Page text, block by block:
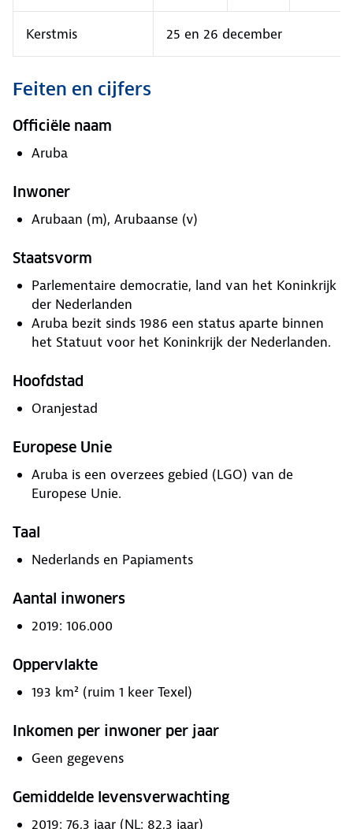
Kerstmis 25 en 26 december
Feiten en cijfers
Officiële naam
Aruba
Inwoner
Arubaan (m), Arubaanse (v)
Staatsvorm
Parlementaire democratie, land van het Koninkrijk
der Nederlanden
Aruba bezit sinds 1986 een status aparte binnen
het Statuut voor het Koninkrijk der Nederlanden.
Hoofdstad
Oranjestad
Europese Unie
Aruba is een overzees gebied (LGO) van de
Europese Unie.
Taal
Nederlands en Papiaments
Aantal inwoners
2019: 106.000
Oppervlakte
193 km² (ruim 1 keer Texel)
Inkomen per inwoner per jaar
Geen gegevens
Gemiddelde levensverwachting
2019: 76,3 jaar (NL: 82,3 jaar)